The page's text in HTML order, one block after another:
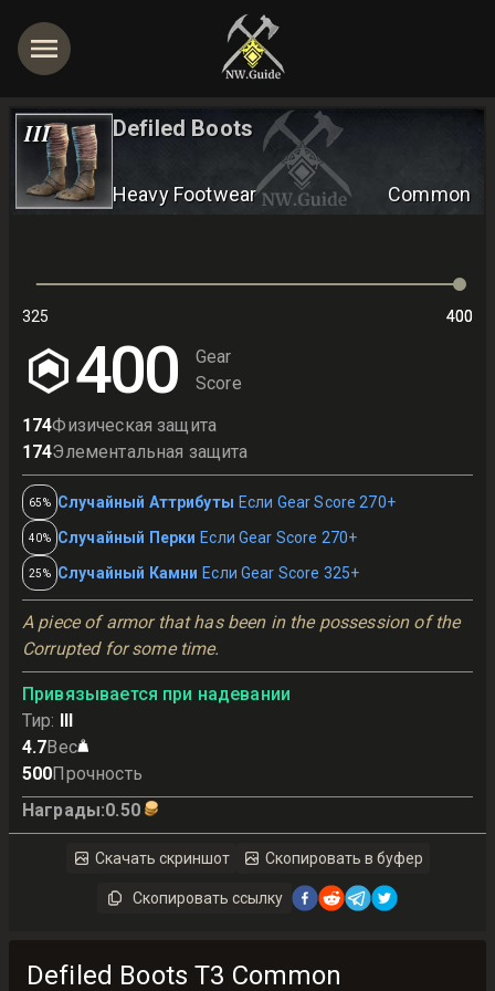
III Defiled Boots
Heavy Footwear Common
325 400
400
400
Gear
Score
174Физическая защита
174Элементальная защита
65% Случайный Аттрибуты Если Gear Score 270+
40% Случайный Перки Если Gear Score 270+
25% Случайный Камни Если Gear Score 325+
A piece of armor that has been in the possession of the
Corrupted for some time.
Привязывается при надевании
Тир: III
4.7Вес
500Прочность
Награды:0.50
Скачать скриншот Скопировать в буфер
Скопировать ссылку
Defiled Boots T3 Common